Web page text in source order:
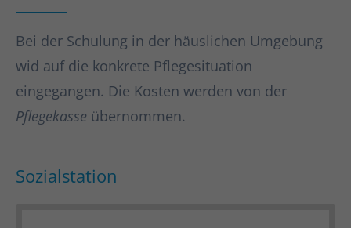
Bei der Schulung in der häuslichen Umgebung
wid auf die konkrete Pflegesituation
eingegangen. Die Kosten werden von der
Pflegekasse übernommen.
Sozialstation